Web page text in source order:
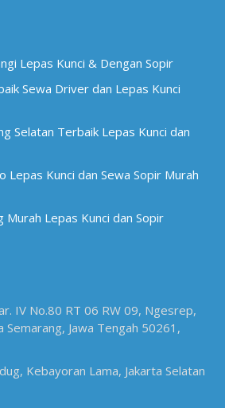
Lepas Kunci & Dengan Sopir
Sewa Driver dan Lepas Kunci
Selatan Terbaik Lepas Kunci dan
Lepas Kunci dan Sewa Sopir Murah
Murah Lepas Kunci dan Sopir
IV No.80 RT 06 RW 09, Ngesrep,
Semarang, Jawa Tengah 50261,
Kebayoran Lama, Jakarta Selatan